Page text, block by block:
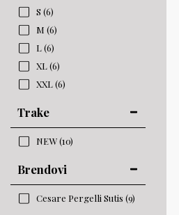
Brendovi
Cesare Pergelli Sutis (9)
S (6)
M (6)
L(6)
XL(6)
XXL(6)
Trake
NEW(10)